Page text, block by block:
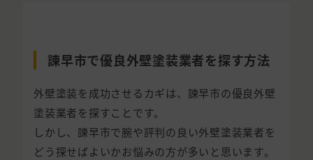
諫早市で優良外壁塗装業者を探す方法
外壁塗装を成功させるカギは、諫早市の優良外壁
塗装業者を探すことです。
しかし、諫早市で腕や評判の良い外壁塗装業者を
どう探せばよいかお悩みの方が多いと思います。